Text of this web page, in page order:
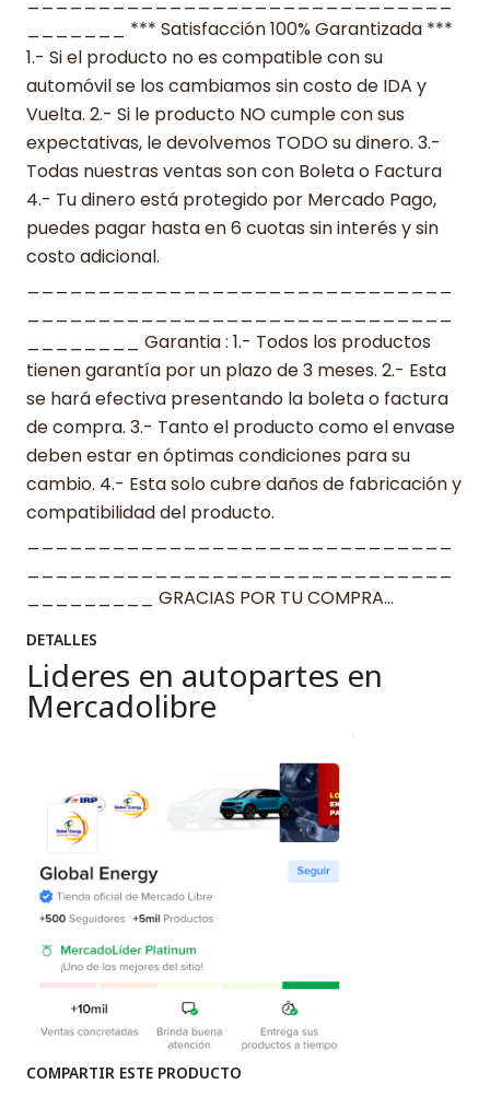
_______ *** Satisfacción 100% Garantizada ***
1.- Si el producto no es compatible con su
automóvil se los cambiamos sin costo de IDA y
Vuelta. 2.- Si le producto NO cumple con sus
expectativas, le devolvemos TODO su dinero. 3.-
Todas nuestras ventas son con Boleta o Factura
4.- Tu dinero está protegido por Mercado Pago,
puedes pagar hasta en 6 cuotas sin interés y sin
costo adicional.
________ Garantia : 1.- Todos los productos
tienen garantía por un plazo de 3 meses. 2.- Esta
se hará efectiva presentando la boleta o factura
de compra. 3.- Tanto el producto como el envase
deben estar en óptimas condiciones para su
cambio. 4.- Esta solo cubre daños de fabricación y
compatibilidad del producto.
_________ GRACIAS POR TU COMPRA…
DETALLES
Lideres en autopartes en
Mercadolibre
COMPARTIR ESTE PRODUCTO